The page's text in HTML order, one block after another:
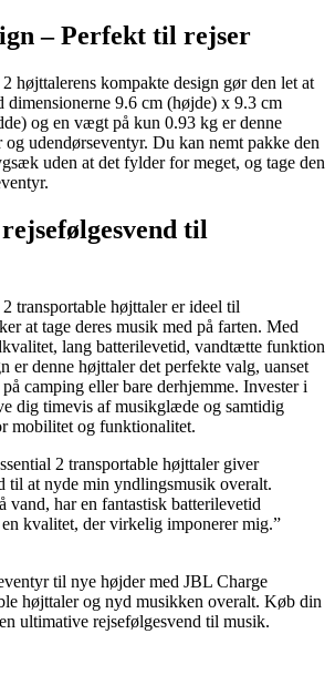
– Perfekt til rejser
højttalerens kompakte design gør den let at
dimensionerne 9.6 cm (højde) x 9.3 cm
og en vægt på kun 0.93 kg er denne
udendørseventyr. Du kan nemt pakke den
uden at det fylder for meget, og tage den
til
transportable højttaler er ideel til
at tage deres musik med på farten. Med
lang batterilevetid, vandtætte funktion
er denne højttaler det perfekte valg, uanset
camping eller bare derhjemme. Invester i
dig timevis af musikglæde og samtidig
mobilitet og funktionalitet.
2 transportable højttaler giver
til at nyde min yndlingsmusik overalt.
vand, har en fantastisk batterilevetid
kvalitet, der virkelig imponerer mig.”
til nye højder med JBL Charge
højttaler og nyd musikken overalt. Køb din
ultimative rejsefølgesvend til musik.